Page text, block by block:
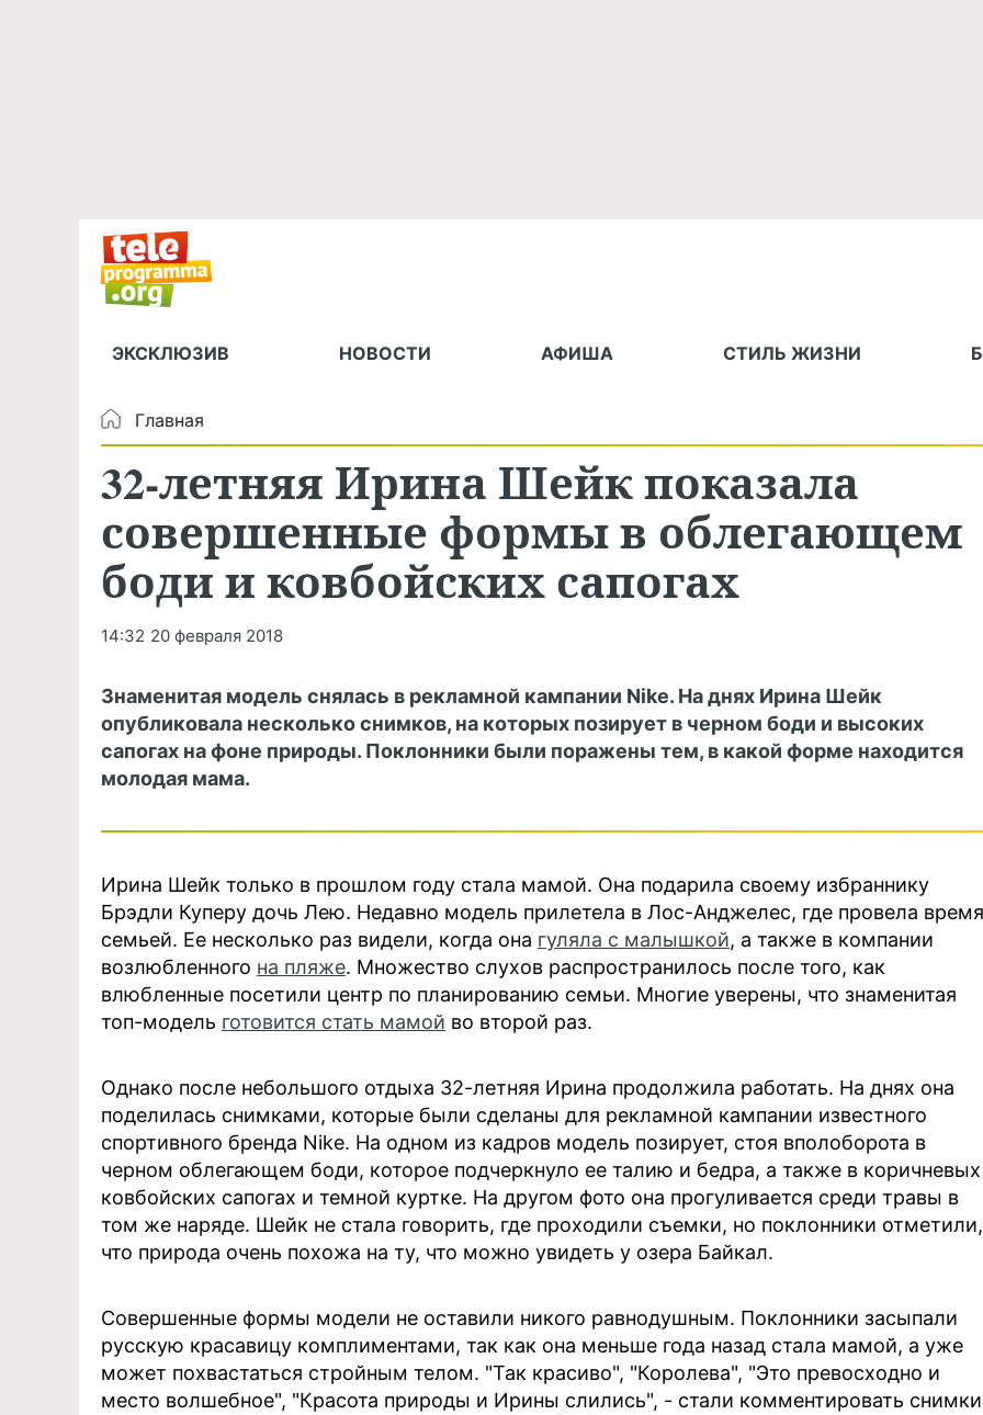
ЭКСКЛЮЗИВ НОВОСТИ АФИША СТИЛЬ ЖИЗНИ
Главная
32-летняя Ирина Шейк показала
совершенные формы в облегающем
боди и ковбойских сапогах
14:32 20 февраля 2018
Знаменитая модель снялась в рекламной кампании Nike. На днях Ирина Шейк
опубликовала несколько снимков, на которых позирует в черном боди и высоких
сапогах на фоне природы. Поклонники были поражены тем, в какой форме находится
молодая мама.
Ирина Шейк только в прошлом году стала мамой. Она подарила своему избраннику
Брэдли Куперу дочь Лею. Недавно модель прилетела в Лос-Анджелес, где провела
семьей. Ее несколько раз видели, когда она гуляла с малышкой, а также в компании
возлюбленного на пляже. Множество слухов распространилось после того, как
влюбленные посетили центр по планированию семьи. Многие уверены, что знаменитая
топ-модель готовится стать мамой во второй раз.
Однако после небольшого отдыха 32-летняя Ирина продолжила работать. На днях она
поделилась снимками, которые были сделаны для рекламной кампании известного
спортивного бренда Nike. На одном из кадров модель позирует, стоя вполоборота в
черном облегающем боди, которое подчеркнуло ее талию и бедра, а также в коричневых
ковбойских сапогах и темной куртке. На другом фото она прогуливается среди травы в
том же наряде. Шейк не стала говорить, где проходили съемки, но поклонники отметили,
что природа очень похожа на ту, что можно увидеть у озера Байкал.
Совершенные формы модели не оставили никого равнодушным. Поклонники засыпали
русскую красавицу комплиментами, так как она меньше года назад стала мамой, а уже
может похвастаться стройным телом. "Так красиво", "Королева", "Это превосходно и
место волшебное", "Красота природы и Ирины слились", - стали комментировать снимки